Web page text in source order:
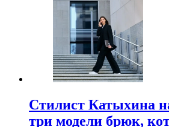
Стилист Катыхина
три модели брюк,